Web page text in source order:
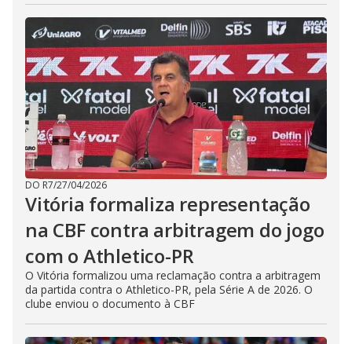
DO R7/27/04/2026
Vitória formaliza representação
na CBF contra arbitragem do jogo
com o Athletico-PR
O Vitória formalizou uma reclamação contra a arbitragem
da partida contra o Athletico-PR, pela Série A de 2026. O
clube enviou o documento à CBF